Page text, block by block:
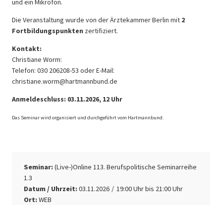
und ein Mikrofon.
Die Veranstaltung wurde von der Ärztekammer Berlin mit 2
Fortbildungspunkten zertifiziert.
Kontakt:
Christiane Worm:
Telefon: 030 206208-53 oder E-Mail:
christiane.worm@hartmannbund.de
Anmeldeschluss: 03.11.2026, 12 Uhr
Das Seminar wird organisiert und durchgeführt vom Hartmannbund.
Seminar:(Live-)Online 113. Berufspolitische Seminarreihe
1.3
Datum / Uhrzeit:03.11.2026 19:00Uhr bis 21:00 Uhr
Ort:WEB